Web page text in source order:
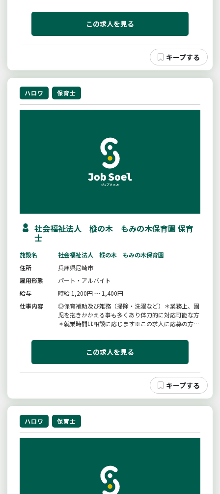
もらいながら経験を積んで頂きます。★給料に関して
キャリア採用者は２年目以降、経験を考慮した加算が
この求人を見る
ハロワ 保育士
社会福祉法人 樅の木 もみの木保育園 保育
士
施設名
社会福祉法人 樅の木 もみの木保育園
住所
兵庫県尼崎市
雇用形態
パート・アルバイト
給与
時給 1,200円 ～ 1,400円
仕事内容
◎保育補助及び雑務（掃除・洗濯など）＊業務上、園
児を抱きかかえる事も多くあり体力的に対応可能な方
＊就業時間は相談に応じます※この求人に応募の方は
口で交付を受けられて応募下さい。変更範囲：変更な
この求人を見る
ハロワ 保育士